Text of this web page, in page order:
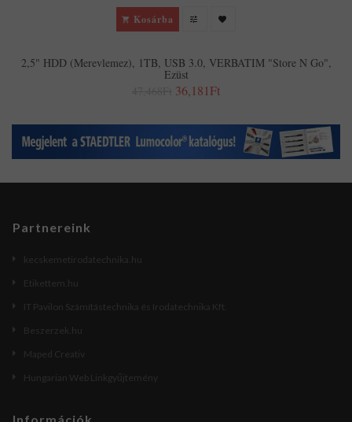
Kosárba
2,5" HDD (merevlemez), 1TB, USB 3.0, VERBATIM "Store N Go",
Ezüst
36,181Ft
Partnereink
kecskemetirodatechnika.hu
Etikettem.hu
IT Pavilon Számítástechnika és Irodatechnika Kft.
Beszerzek.hu
Maped Creativ
Hungarian Web Linkgyűjtemény